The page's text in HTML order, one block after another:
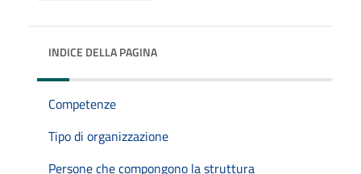
INDICE DELLA PAGINA
Competenze
Tipo di organizzazione
Persone che compongono la struttura